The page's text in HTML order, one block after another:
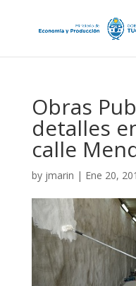
Obras
detalles
calle
by jmarin | Ene 20,